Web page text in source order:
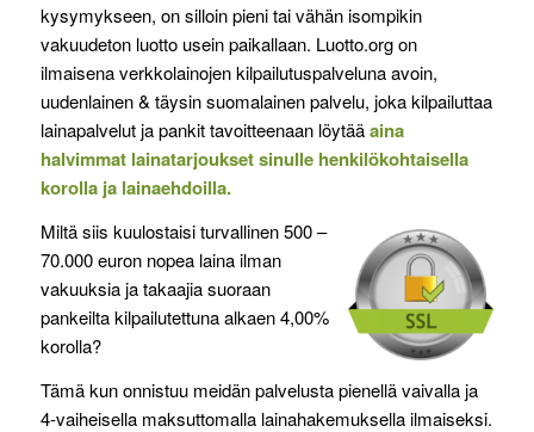
kysymykseen, on silloin pieni tai vähän isompikin
vakuudeton luotto usein paikallaan. Luotto.org on
ilmaisena verkkolainojen kilpailutuspalveluna avoin,
uudenlainen & täysin suomalainen palvelu, joka kilpailuttaa
lainapalvelut ja pankit tavoitteenaan löytääaina
halvimmat lainatarjoukset sinulle henkilökohtaisella
korolla ja lainaehdoilla.
Miltä siis kuulostaisi turvallinen 500 –
70.000 euron nopea laina ilman
vakuuksia ja takaajia suoraan
pankeilta kilpailutettuna alkaen 4,00%
korolla?
Tämä kun onnistuu meidän palvelusta pienellä vaivalla ja
4-vaiheisella maksuttomalla lainahakemuksella ilmaiseksi.